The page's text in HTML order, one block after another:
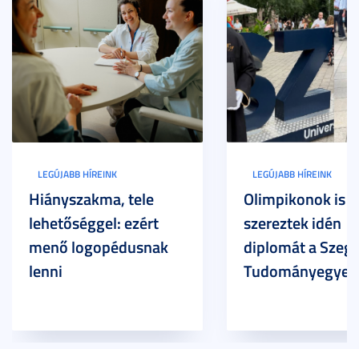
LEGÚJABB HÍREINK
Hiányszakma, tele
lehetőséggel: ezért
menő logopédusnak
lenni
LEGÚJABB HÍREINK
Olimpikonok is
szereztek idén
diplomát a